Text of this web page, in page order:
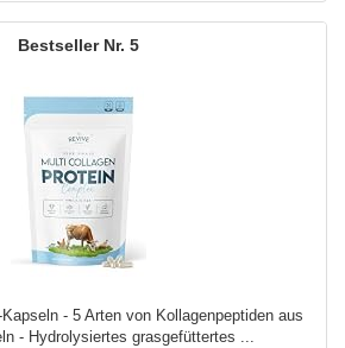
5
- 5 Arten von Kollagenpeptiden aus
- Hydrolysiertes grasgefüttertes ...